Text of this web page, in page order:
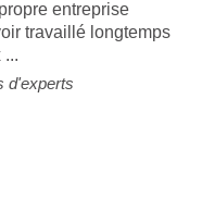
entreprise
travaillé longtemps
d'experts